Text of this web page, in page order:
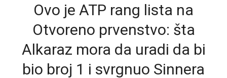
Ovo je ATP rang lista na
Otvoreno prvenstvo: šta
Alkaraz mora da uradi da bi
bio broj 1 i svrgnuo Sinnera